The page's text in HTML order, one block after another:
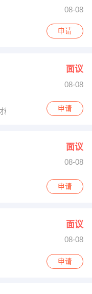
08-08
申请
面议
08-08
料城G1栋5楼
申请
面议
08-08
申请
面议
08-08
申请